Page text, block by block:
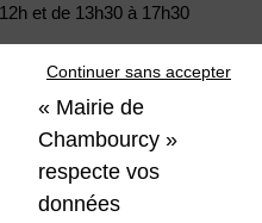
et de 13h30 à 17h30
Nous contacter
Continuer sans accepter
« Mairie de
Chambourcy »
respecte vos
données